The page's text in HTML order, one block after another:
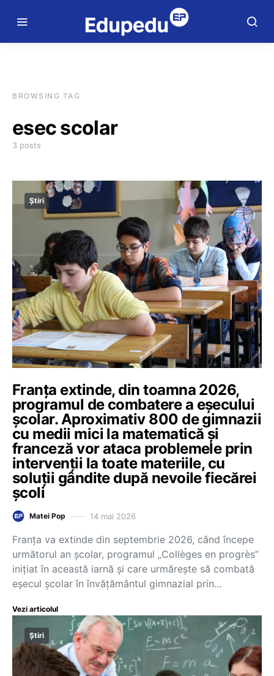
BROWSING TAG
esec scolar
3 posts
Știri
Franța extinde, din toamna 2026,
programul de combatere a eșecului
școlar. Aproximativ 800 de gimnazii
cu medii mici la matematică și
franceză vor ataca problemele prin
intervenții la toate materiile, cu
soluții gândite după nevoile fiecărei
școli
Matei Pop 14 mai 2026
Franța va extinde din septembrie 2026, când începe
următorul an școlar, programul „Collèges en progrès”
inițiat în această iarnă și care urmărește să combată
eșecul școlar în învățământul gimnazial prin…
Vezi articolul
Știri